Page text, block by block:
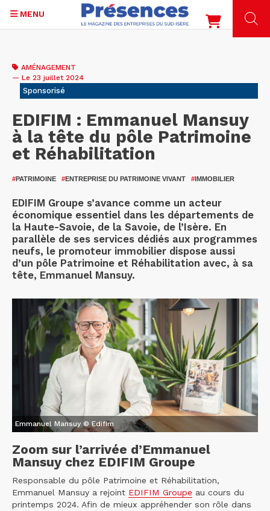
contenu
principal
MENU
AMÉNAGEMENT
— Le 23 juillet 2024
Sponsorisé
EDIFIM : Emmanuel Mansuy
à la tête du pôle Patrimoine
et Réhabilitation
#PATRIMOINE #ENTREPRISE DU PATRIMOINE VIVANT #IMMOBILIER
EDIFIM Groupe s’avance comme un acteur
économique essentiel dans les départements de
la Haute-Savoie, de la Savoie, de l’Isère. En
parallèle de ses services dédiés aux programmes
neufs, le promoteur immobilier dispose aussi
d’un pôle Patrimoine et Réhabilitation avec, à sa
tête, Emmanuel Mansuy.
Emmanuel Mansuy © Edifim
Zoom sur l’arrivée d’Emmanuel
Mansuy chez EDIFIM Groupe
Responsable du pôle Patrimoine et Réhabilitation,
Emmanuel Mansuy a rejoint EDIFIM Groupe au cours du
printemps 2024. Afin de mieux appréhender son rôle dans